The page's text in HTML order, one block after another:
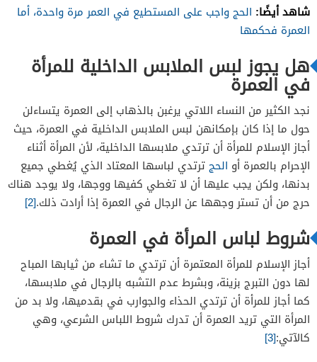
شاهد أيضًا: الحج واجب على المستطيع في العمر مرة واحدة، أما
العمرة فحكمها
هل يجوز لبس الملابس الداخلية للمرأة
في العمرة
نجد الكثير من النساء اللاتي يرغبن بالذهاب إلى العمرة يتساءلن
حول ما إذا كان بإمكانهن لبس الملابس الداخلية في العمرة، حيث
أجاز الإسلام للمرأة أن ترتدي ملابسها الداخلية، لأن المرأة أثناء
الإحرام بالعمرة أو الحجترتدي لباسها المعتاد الذي يُغطي جميع
بدنها، ولكن يجب عليها أن لا تغطي كفيها ووجها، ولا يوجد هناك
حرج من أن تستر وجهها عن الرجال في العمرة إذا أرادت ذلك.[2]
شروط لباس المرأة في العمرة
أجاز الإسلام للمرأة المعتمرة أن ترتدي ما تشاء من ثيابها المباح
لها دون التبرج بزينة، وبشرط عدم التشبه بالرجال في ملابسها،
كما أجاز للمرأة أن ترتدي الحذاء والجوارب في بقدميها، ولا بد من
المرأة التي تريد العمرة أن تدرك شروط اللباس الشرعي، وهي
كالآتي:[3]